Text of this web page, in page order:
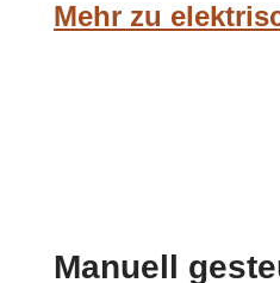
Mehr zu
Manuell